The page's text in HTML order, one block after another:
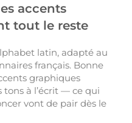
accents
tout le reste
latin, adapté au
français. Bonne
graphiques
à l’écrit — ce qui
vont de pair dès le